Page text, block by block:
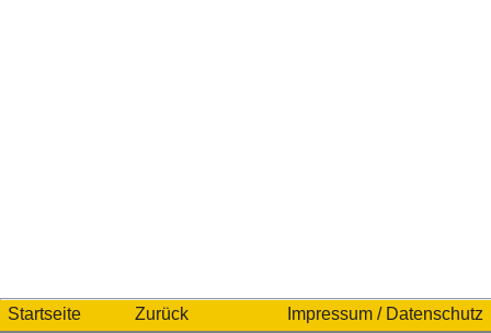
Startseite Zurück Impressum / Datenschutz